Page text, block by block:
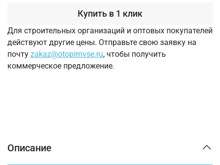
Купить в 1 клик
Для строительных организаций и оптовых покупателей
действуют другие цены. Отправьте свою заявку на
почту zakaz@otopimvse.ru, чтобы получить
коммерческое предложение.
Описание